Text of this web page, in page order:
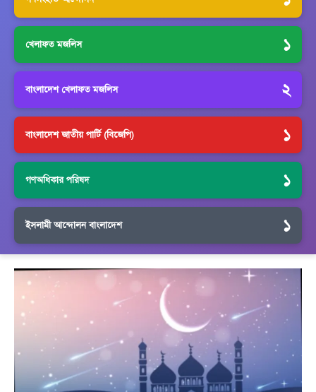
খেলাফত মজলিস ১
বাংলাদেশ খেলাফত মজলিস ২
বাংলাদেশ জাতীয় পার্টি (বিজেপি) ১
গণঅধিকার পরিষদ ১
ইসলামী আন্দোলন বাংলাদেশ ১